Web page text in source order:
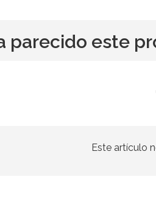
parecido este
Este artículo